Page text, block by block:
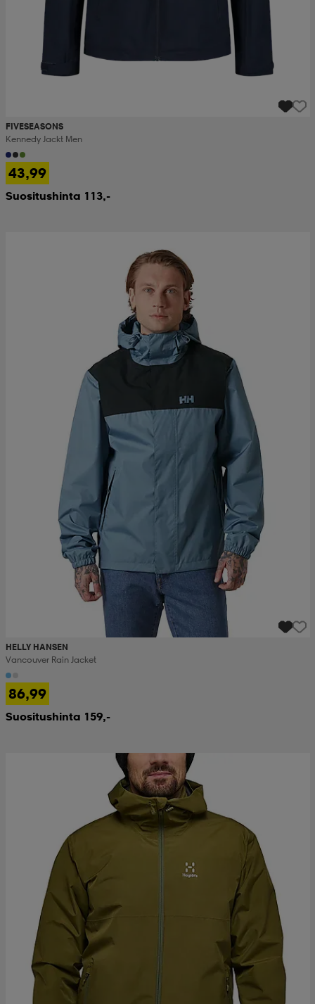
FIVESEASONS
Kennedy Jackt Men
43,99
Suositushinta 113,-
HELLY HANSEN
Vancouver Rain Jacket
86,99
Suositushinta 159,-